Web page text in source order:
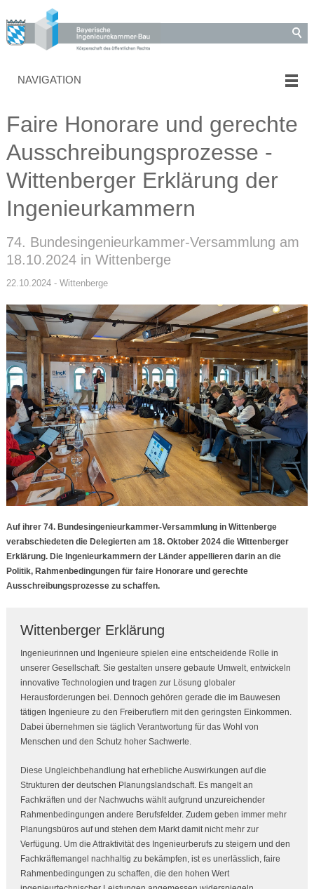
NAVIGATION
Faire Honorare und gerechte
Ausschreibungsprozesse -
Wittenberger Erklärung der
Ingenieurkammern
74. Bundesingenieurkammer-Versammlung am
18.10.2024 in Wittenberge
22.10.2024 - Wittenberge
Auf ihrer 74. Bundesingenieurkammer-Versammlung in Wittenberge
verabschiedeten die Delegierten am 18. Oktober 2024 die Wittenberger
Erklärung. Die Ingenieurkammern der Länder appellieren darin an die
Politik, Rahmenbedingungen für faire Honorare und gerechte
Ausschreibungsprozesse zu schaffen.
Wittenberger Erklärung
Ingenieurinnen und Ingenieure spielen eine entscheidende Rolle in
unserer Gesellschaft. Sie gestalten unsere gebaute Umwelt, entwickeln
innovative Technologien und tragen zur Lösung globaler
Herausforderungen bei. Dennoch gehören gerade die im Bauwesen
tätigen Ingenieure zu den Freiberuflern mit den geringsten Einkommen.
Dabei übernehmen sie täglich Verantwortung für das Wohl von
Menschen und den Schutz hoher Sachwerte.
Diese Ungleichbehandlung hat erhebliche Auswirkungen auf die
Strukturen der deutschen Planungslandschaft. Es mangelt an
Fachkräften und der Nachwuchs wählt aufgrund unzureichender
Rahmenbedingungen andere Berufsfelder. Zudem geben immer mehr
Planungsbüros auf und stehen dem Markt damit nicht mehr zur
Verfügung. Um die Attraktivität des Ingenieurberufs zu steigern und den
Fachkräftemangel nachhaltig zu bekämpfen, ist es unerlässlich, faire
Rahmenbedingungen zu schaffen, die den hohen Wert